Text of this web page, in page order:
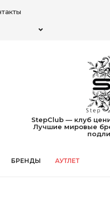
StepClub — клуб
Лучшие мировые
БРЕНДЫ АУТЛЕТ